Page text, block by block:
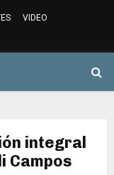
VIDEO
integral
Campos